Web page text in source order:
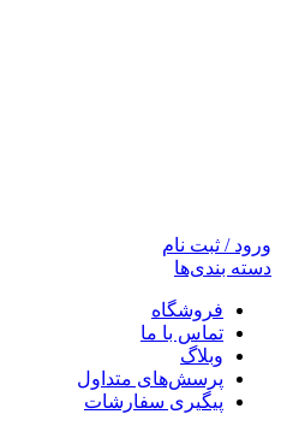
ورود / ثبت نام
دسته بندی‌ها
فروشگاه
تماس با ما
وبلاگ
پرسش‌های متداول
پیگیری سفارشات